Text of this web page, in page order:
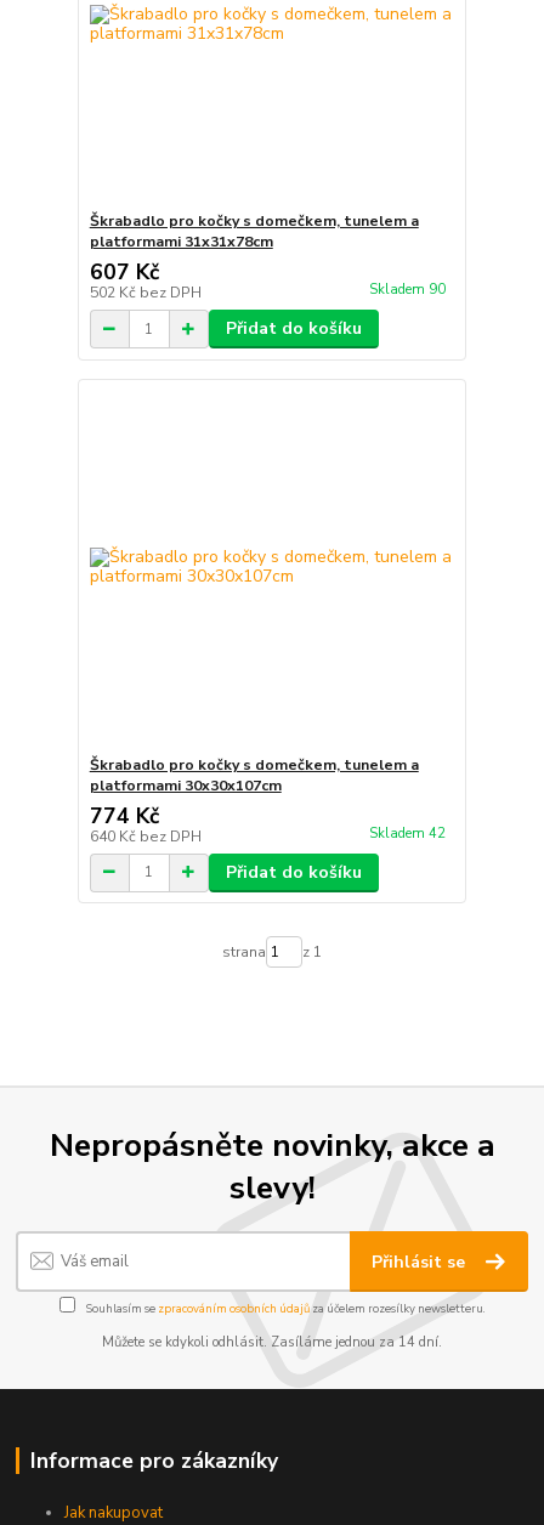
Škrabadlo pro kočky s domečkem, tunelem a
platformami 31x31x78cm
607 Kč
502 Kč bez DPH Skladem 90
Přidat do košíku
Škrabadlo pro kočky s domečkem, tunelem a
platformami 30x30x107cm
774 Kč
640 Kč bez DPH Skladem 42
Přidat do košíku
strana z 1
Nepropásněte novinky, akce a
slevy!
Přihlásit se
Souhlasím se zpracováním osobních údajůza účelem rozesílky newsletteru.
Můžete se kdykoli odhlásit. Zasíláme jednou za 14 dní.
Informace pro zákazníky
Jak nakupovat